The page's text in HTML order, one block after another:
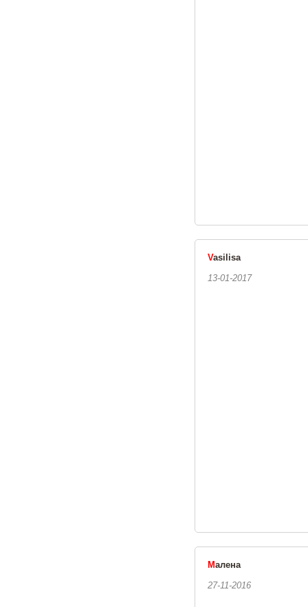
Vasilisa
13-01-2017
Малена
27-11-2016